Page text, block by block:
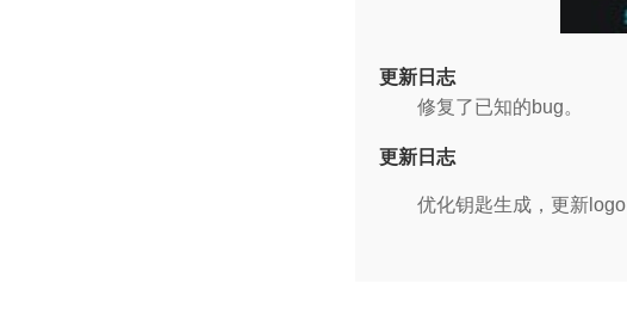
更新日志
修复了已知的bug。
更新日志
优化钥匙生成，更新logo